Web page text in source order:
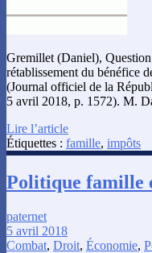
Gremillet (Daniel), Question
rétablissement du bénéfice
(Journal officiel de la
5 avril 2018, p. 1572). M.
Lire l’article
Étiquettes : famille, impôts
Politique famille
paternet
5 avril 2018
Combat, Droit, Économie,